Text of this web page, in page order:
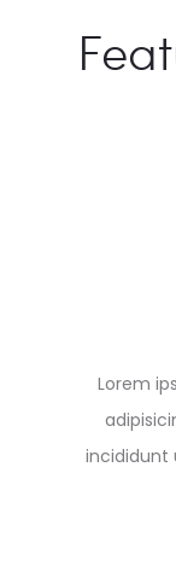
Lorem
incididunt